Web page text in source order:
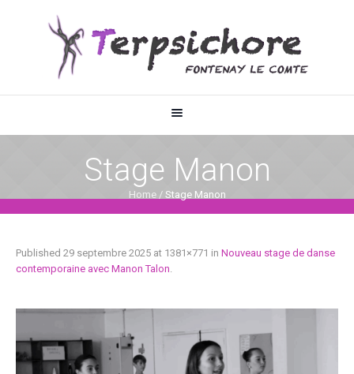
Stage Manon
Home / Stage Manon
Published 29 septembre 2025 at 1381×771 in Nouveau stage de danse
contemporaine avec Manon Talon.